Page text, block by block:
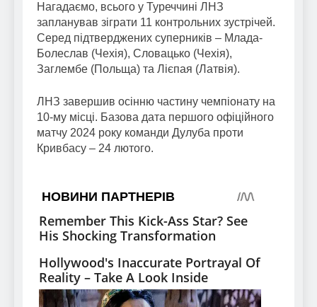
Нагадаємо, всього у Туреччині ЛНЗ
запланував зіграти 11 контрольних зустрічей.
Серед підтверджених суперників – Млада-
Болеслав (Чехія), Словацько (Чехія),
Заглембе (Польща) та Лієпая (Латвія).
ЛНЗ завершив осінню частину чемпіонату на
10-му місці. Базова дата першого офіційного
матчу 2024 року команди Дулуба проти
Кривбасу – 24 лютого.